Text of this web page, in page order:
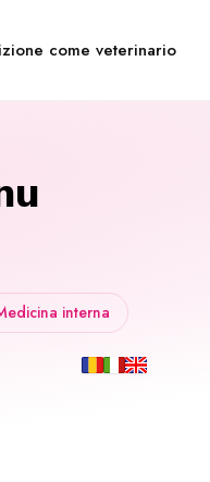
come veterinario
interna